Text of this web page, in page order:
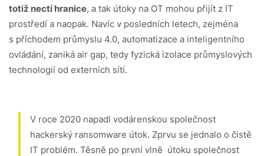
totiž nectí hranice, a tak útoky na OT mohou přijít z IT
prostředí a naopak. Navíc v posledních letech, zejména
s příchodem průmyslu 4.0, automatizace a inteligentního
ovládání, zaniká air gap, tedy fyzická izolace průmyslových
technologií od externích sítí.
V roce 2020 napadl vodárenskou společnost
hackerský ransomware útok. Zprvu se jednalo o čistě
IT problém. Těsně po první vlně útoku společnost